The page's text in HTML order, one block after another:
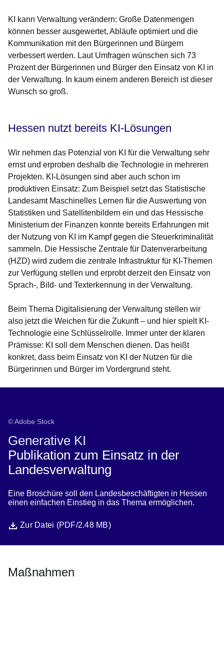
KI kann Verwaltung verändern: Große Datenmengen
können besser ausgewertet, Abläufe optimiert und die
Kommunikation mit den Bürgerinnen und Bürgern
verbessert werden. Laut Umfragen wünschen sich 73
Prozent der Bürgerinnen und Bürger den Einsatz von KI in
der Verwaltung. In kaum einem anderen Bereich ist dieser
Wunsch so groß.
Hessen nutzt bereits KI-Lösungen
Wir nehmen das Potenzial von KI für die Verwaltung sehr
ernst und erproben deshalb die Technologie in mehreren
Projekten. KI-Lösungen sind aber auch schon im
produktiven Einsatz: Zum Beispiel setzt das Statistische
Landesamt Maschinelles Lernen für die Auswertung von
Statistiken und Satellitenbildern ein und das Hessische
Ministerium der Finanzen konnte bereits Erfahrungen mit
der Nutzung von KI im Kampf gegen die Steuerkriminalität
sammeln. Die Hessische Zentrale für Datenverarbeitung
(HZD) wird zudem die zentrale Infrastruktur für KI-Themen
zur Verfügung stellen und erprobt derzeit den Einsatz von
Sprach-, Bild- und Texterkennung in der Verwaltung.
Beim Thema Digitalisierung der Verwaltung stellen wir
also jetzt die Weichen für die Zukunft – und hier spielt KI-
Technologie eine Schlüsselrolle. Immer unter der klaren
Prämisse: KI soll dem Menschen dienen. Das heißt
konkret, dass beim Einsatz von KI der Nutzen für die
Bürgerinnen und Bürger im Vordergrund steht.
© Adobe Stock
Generative KI
Publikation zum Einsatz in der
Landesverwaltung
Eine Broschüre soll den Landesbeschäftigten in Hessen
einen einfachen Einstieg in das Thema ermöglichen.
DateiZur Datei (PDF/2.48 MB)
Öffnet sich in einem neuen Fenster
Maßnahmen